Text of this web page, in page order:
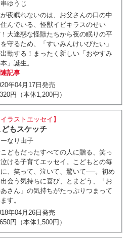
ゆうじ
夜眠れないのは、お父さんの口の中
んでいる、怪獣イビキラスのせい
大迷惑な怪獣たちから夜の眠りの平
守るため、「すいみんけいびたい」
動する！まったく新しい「おやすみ
」誕生。
連記事
年04月17日発売
円（本体1,200円）
イラストエッセイ】
どもスケッチ
なり由子
どもだったすべての人に贈る、笑っ
ける子育てエッセイ。こどもとの毎
に、笑って、泣いて、驚いて──。初め
会う気持ちに喜び、とまどう、「お
さん」の気持ちがたっぷりつまって
す。
年04月26日発売
円（本体1,500円）